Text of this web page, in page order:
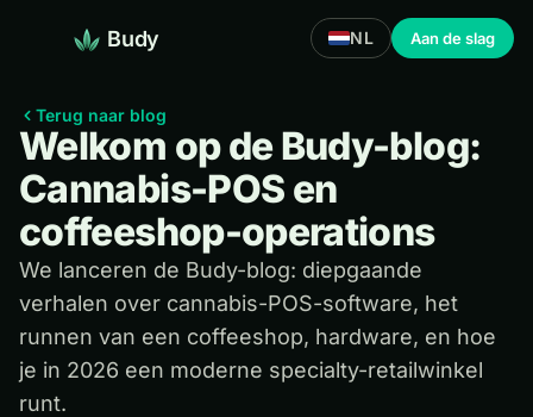
Terug naar blog
Welkom op de Budy-blog:
Cannabis-POS en
coffeeshop-operations
We lanceren de Budy-blog: diepgaande
verhalen over cannabis-POS-software, het
runnen van een coffeeshop, hardware, en hoe
je in 2026 een moderne specialty-retailwinkel
runt.
Budy NL Aan de slag